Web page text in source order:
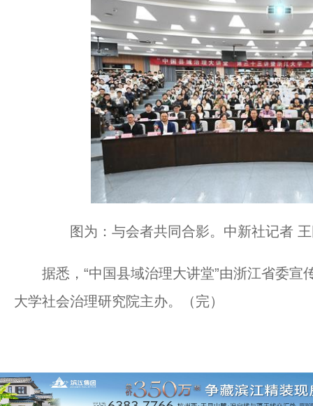
图为：与会者共同合影。中新社记者 王
据悉，“中国县域治理大讲堂”由浙江省委宣
大学社会治理研究院主办。（完）